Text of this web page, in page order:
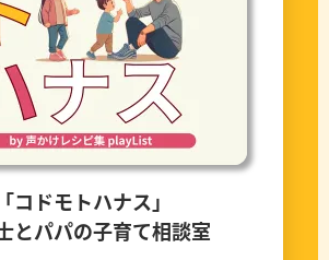
「コドモトハナス」
とパパの子育て相談室